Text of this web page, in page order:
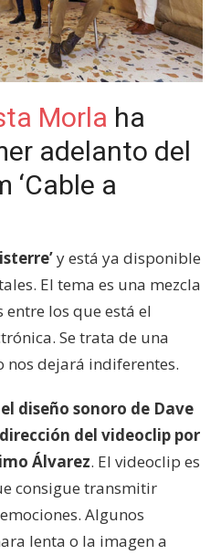
Morla ha
adelanto del
‘Cable a
y está ya disponible
El tema es una mezcla
entre los que está el
Se trata de una
nos dejará indiferentes.
diseño sonoro de Dave
del videoclip por
Álvarez. El videoclip es
consigue transmitir
Algunos
lenta o la imagen a